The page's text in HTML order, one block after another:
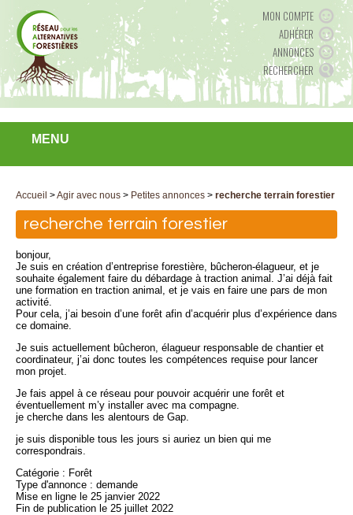
MON COMPTE
ADHÉRER
ANNONCES
RECHERCHER
MENU
Accueil >Agir avec nous > Petites annonces > recherche terrain forestier
recherche terrain forestier
bonjour,
Je suis en création d’entreprise forestière, bûcheron-élagueur, et je
souhaite également faire du débardage à traction animal. J’ai déjà fait
une formation en traction animal, et je vais en faire une pars de mon
activité.
Pour cela, j’ai besoin d’une forêt afin d’acquérir plus d’expérience dans
ce domaine.
Je suis actuellement bûcheron, élagueur responsable de chantier et
coordinateur, j’ai donc toutes les compétences requise pour lancer
mon projet.
Je fais appel à ce réseau pour pouvoir acquérir une forêt et
éventuellement m’y installer avec ma compagne.
je cherche dans les alentours de Gap.
je suis disponible tous les jours si auriez un bien qui me
correspondrais.
Catégorie : Forêt
Type d'annonce : demande
Mise en ligne le 25 janvier 2022
Fin de publication le 25 juillet 2022